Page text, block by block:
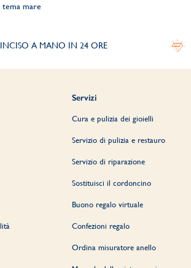
tema mare
INCISO A MANO IN 24 ORE
Servizi
Cura e pulizia dei gioielli
Servizio di pulizia e restauro
Servizio di riparazione
Sostituisci il cordoncino
Buono regalo virtuale
Confezioni regalo
Ordina misuratore anello